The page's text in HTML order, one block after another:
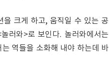
을 크게 하고, 움직일 수 있는 공
러와>로 보인다. 놀러와에서는
역들을 소화해 내야 하는데 바